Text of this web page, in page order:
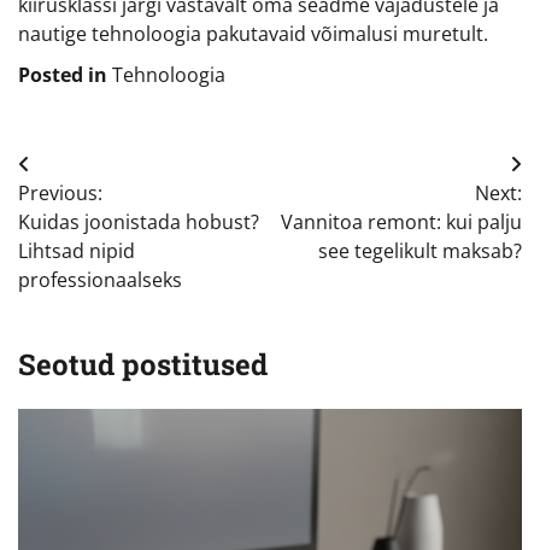
nautige tehnoloogia pakutavaid võimalusi muretult.
Posted in Tehnoloogia
Navigeerimine
Previous:
Kuidas joonistada hobust?
Lihtsad nipid
professionaalseks
Next:
Vannitoa remont: kui palju
see tegelikult maksab?
Seotud postitused